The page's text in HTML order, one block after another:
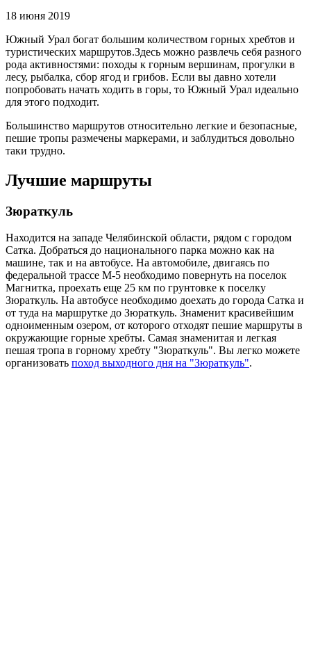
18 июня 2019
Южный Урал богат большим количеством горных хребтов и
туристических маршрутов.Здесь можно развлечь себя разного
рода активностями: походы к горным вершинам, прогулки в
лесу, рыбалка, сбор ягод и грибов. Если вы давно хотели
попробовать начать ходить в горы, то Южный Урал идеально
для этого подходит.
Большинство маршрутов относительно легкие и безопасные,
пешие тропы размечены маркерами, и заблудиться довольно
таки трудно.
Лучшие маршруты
Зюраткуль
Находится на западе Челябинской области, рядом с городом
Сатка. Добраться до национального парка можно как на
машине, так и на автобусе. На автомобиле, двигаясь по
федеральной трассе М-5 необходимо повернуть на поселок
Магнитка, проехать еще 25 км по грунтовке к поселку
Зюраткуль. На автобусе необходимо доехать до города Сатка и
от туда на маршрутке до Зюраткуль. Знаменит красивейшим
одноименным озером, от которого отходят пешие маршруты в
окружающие горные хребты. Самая знаменитая и легкая
пешая тропа в горному хребту "Зюраткуль". Вы легко можете
организовать поход выходного дня на "Зюраткуль".